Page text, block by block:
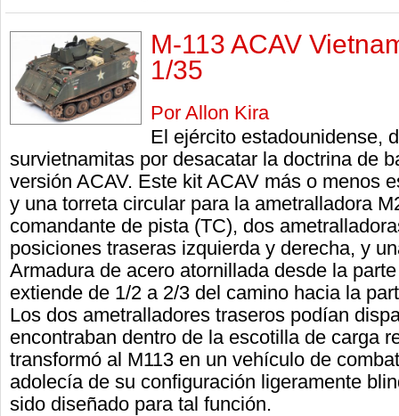
M-113 ACAV
1/35
Por Allon Kira
El ejército estadounidense,
survietnamitas por desacatar la doctrina de
versión ACAV. Este kit ACAV más o menos
y una torreta circular para la ametralladora
comandante de pista (TC), dos
posiciones traseras izquierda y derecha, y
Armadura de acero atornillada desde la
extiende de 1/2 a 2/3 del camino hacia la
Los dos ametralladores traseros podían
encontraban dentro de la escotilla de carga
transformó al M113 en un vehículo de
adolecía de su configuración ligeramente
sido diseñado para tal función.